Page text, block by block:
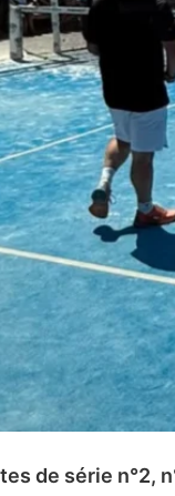
de série n°2,